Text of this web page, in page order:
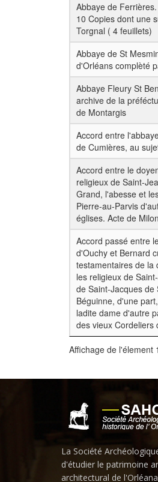
Abbaye de
10 Copies dont une
Torgnal ( 4 feuillets)
Abbaye de St
d'Orléans complèté
Abbaye Fleury St
archive de la
de Montargis
Accord entre
de Cumières, au
Accord entre le
religieux de Saint-
Grand, l'abesse et
Pierre-au-Parvis
églises. Acte de
Accord passé entre
d'Ouchy et Bernard
testamentaires de la
les religieux de
de Saint-Jacques
Béguinne, d'une
ladite dame d'autre
des vieux Cordeliers
Affichage de l'élement
La Société
d'étudier le patrimoine
architectural de